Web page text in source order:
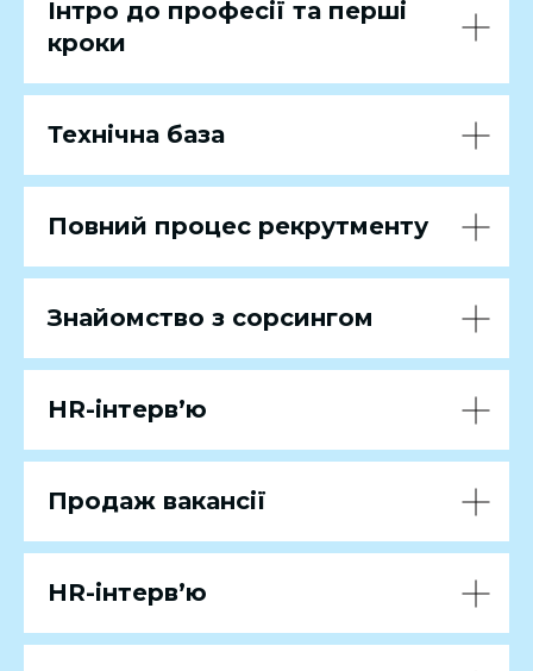
Інтро до професії та перші
кроки
Технічна база
Повний процес рекрутменту
Знайомство з сорсингом
HR-інтерв’ю
Продаж вакансії
HR-інтерв’ю